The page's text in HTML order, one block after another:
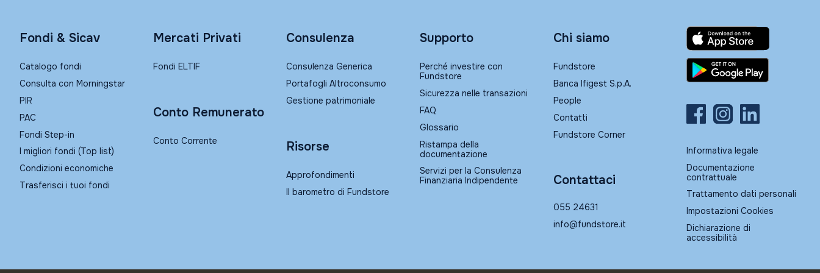
Fondi & Sicav
Catalogo fondi
Consulta con Morningstar
PIR
PAC
Fondi Step-in
I migliori fondi (Top list)
Condizioni economiche
Trasferisci i tuoi fondi
Mercati Privati
Fondi ELTIF
Conto Remunerato
Conto Corrente
Consulenza
Consulenza Generica
Portafogli Altroconsumo
Gestione patrimoniale
Risorse
Approfondimenti
Il barometro di Fundstore
Supporto
Perché investire con
Fundstore
Sicurezza nelle transazioni
FAQ
Glossario
Ristampa della
documentazione
Servizi per la Consulenza
Finanziaria Indipendente
Chi siamo
Fundstore
Banca Ifigest S.p.A.
People
Contatti
Fundstore Corner
Contattaci
055 24631
info@fundstore.it
Informativa legale
Documentazione
contrattuale
Trattamento dati personali
Impostazioni Cookies
Dichiarazione di
accessibilità